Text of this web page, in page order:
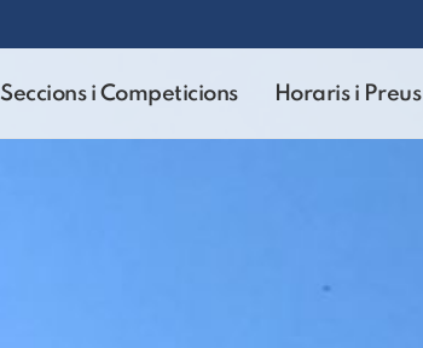
Seccions i Competicions Horaris i Preus